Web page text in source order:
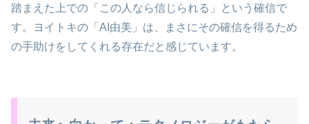
踏まえた上での「この人なら信じられる」という確信で
す。ヨイトキの「AI由美」は、まさにその確信を得るため
の手助けをしてくれる存在だと感じています。